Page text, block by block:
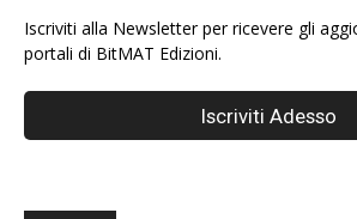
Iscriviti alla Newsletter per ricevere gli
portali di BitMAT Edizioni.